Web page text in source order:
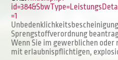
=1
Sprengstoffverordnung
Wenn Sie im gewerblichen
mit erlaubnispflichtigen,